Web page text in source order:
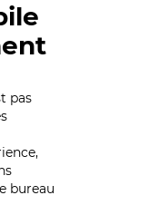
pas
bureau